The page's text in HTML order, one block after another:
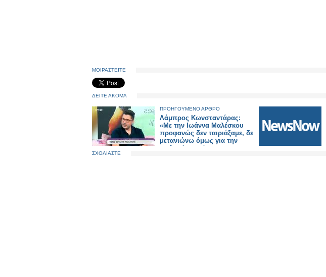
ΜΟΙΡΑΣΤΕΙΤΕ
ΔΕΙΤΕ ΑΚΟΜΑ
ΠΡΟΗΓΟΥΜΕΝΟ ΑΡΘΡΟ
Λάμπρος Κωνσταντάρας:
«Με την Ιωάννα Μαλέσκου
προφανώς δεν ταιριάξαμε, δε
μετανιώνω όμως για την
επιλογή που έκανα»
ΣΧΟΛΙΑΣΤΕ